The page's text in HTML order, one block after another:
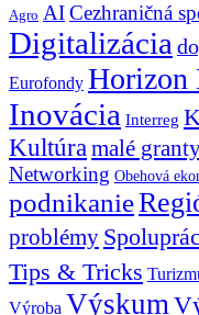
Agro AICezhraničná
Digitalizácia
Eurofondy Horizon
Inovácia Interreg
Kultúramalé
Networking Obehová
podnikanie
problémy
Tips & Tricks
Výroba Výskum